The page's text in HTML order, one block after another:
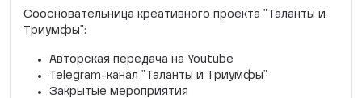
Соосновательница креативного проекта "Таланты и
Триумфы":
Авторская передача на Youtube
Telegram-канал "Таланты и Триумфы"
Закрытые мероприятия